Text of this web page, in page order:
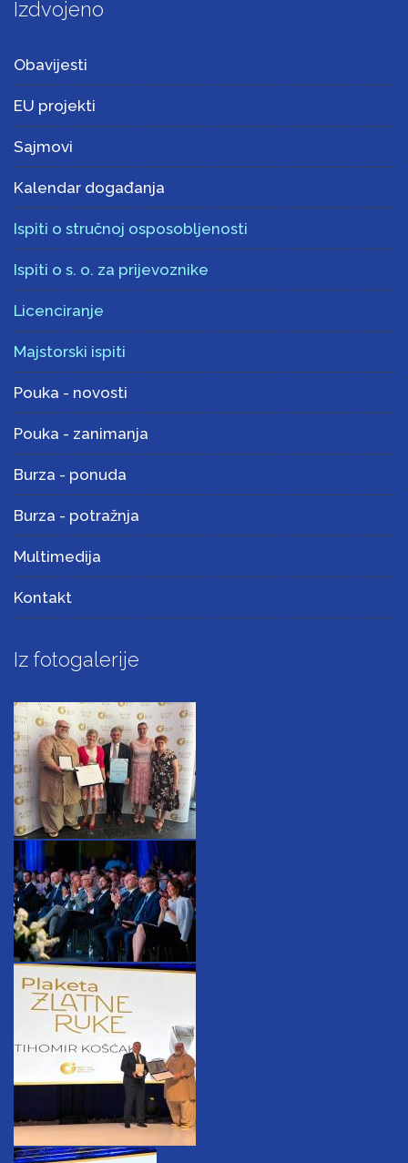
Izdvojeno
Obavijesti
EU projekti
Sajmovi
Kalendar događanja
Ispiti o stručnoj osposobljenosti
Ispiti o s. o. za prijevoznike
Licenciranje
Majstorski ispiti
Pouka - novosti
Pouka - zanimanja
Burza - ponuda
Burza - potražnja
Multimedija
Kontakt
Iz fotogalerije